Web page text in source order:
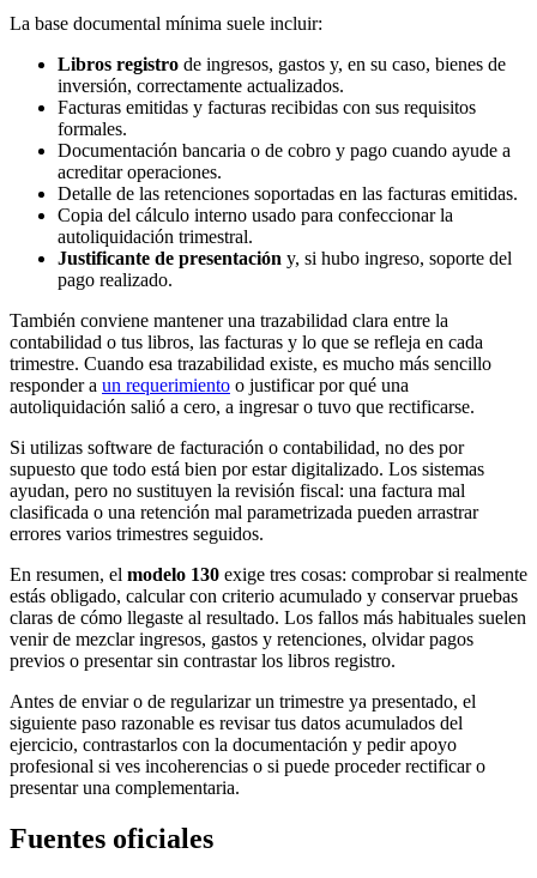
La base documental mínima suele incluir:
Libros registro de ingresos, gastos y, en su caso, bienes de
inversión, correctamente actualizados.
Facturas emitidas y facturas recibidas con sus requisitos
formales.
Documentación bancaria o de cobro y pago cuando ayude a
acreditar operaciones.
Detalle de las retenciones soportadas en las facturas emitidas.
Copia del cálculo interno usado para confeccionar la
autoliquidación trimestral.
Justificante de presentación y, si hubo ingreso, soporte del
pago realizado.
También conviene mantener una trazabilidad clara entre la
contabilidad o tus libros, las facturas y lo que se refleja en cada
trimestre. Cuando esa trazabilidad existe, es mucho más sencillo
responder a un requerimiento o justificar por qué una
autoliquidación salió a cero, a ingresar o tuvo que rectificarse.
Si utilizas software de facturación o contabilidad, no des por
supuesto que todo está bien por estar digitalizado. Los sistemas
ayudan, pero no sustituyen la revisión fiscal: una factura mal
clasificada o una retención mal parametrizada pueden arrastrar
errores varios trimestres seguidos.
En resumen, el modelo 130 exige tres cosas: comprobar si realmente
estás obligado, calcular con criterio acumulado y conservar pruebas
claras de cómo llegaste al resultado. Los fallos más habituales suelen
venir de mezclar ingresos, gastos y retenciones, olvidar pagos
previos o presentar sin contrastar los libros registro.
Antes de enviar o de regularizar un trimestre ya presentado, el
siguiente paso razonable es revisar tus datos acumulados del
ejercicio, contrastarlos con la documentación y pedir apoyo
profesional si ves incoherencias o si puede proceder rectificar o
presentar una complementaria.
Fuentes oficiales